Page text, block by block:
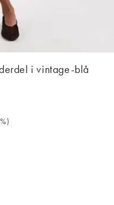
i vintage-blå
194,65 kr. (0%). Var
)